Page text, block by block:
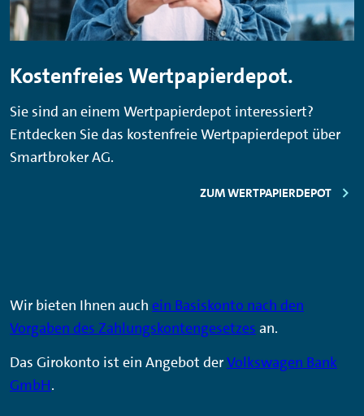
Kostenfreies Wertpapierdepot.
Sie sind an einem Wertpapierdepot interessiert?
Entdecken Sie das kostenfreie Wertpapierdepot über
SmartbrokerAG.
ZUM WERTPAPIERDEPOT
Wir bieten Ihnen auch ein Basiskonto nach den
Vorgaben des Zahlungskontengesetzes an.
Das Girokonto ist ein Angebot derVolkswagen Bank
GmbH.